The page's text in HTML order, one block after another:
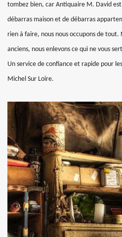
tombez bien, car Antiquaire M. David
débarras maison et de débarras
rien à faire, nous nous occupons de tout.
anciens, nous enlevons ce qui ne vous
Un service de confiance et rapide pour
Michel Sur Loire.